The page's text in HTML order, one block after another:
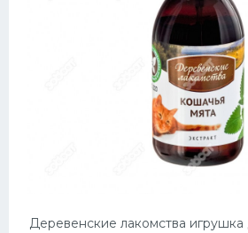
Деревенские лакомства